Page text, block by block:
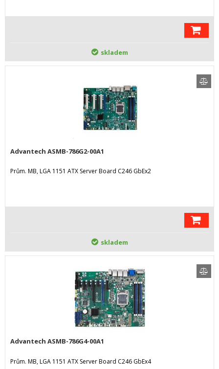
skladem
Advantech ASMB-786G2-00A1
Prům. MB, LGA 1151 ATX Server Board C246 GbEx2
skladem
Advantech ASMB-786G4-00A1
Prům. MB, LGA 1151 ATX Server Board C246 GbEx4